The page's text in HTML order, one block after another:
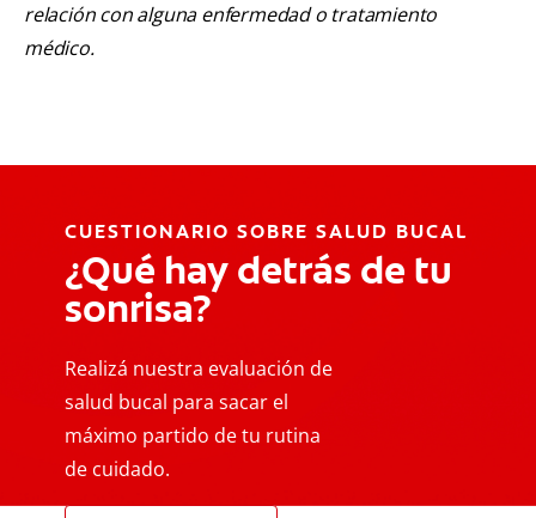
relación con alguna enfermedad o tratamiento
médico.
CUESTIONARIO SOBRE SALUD BUCAL
¿Qué hay detrás de tu
sonrisa?
Realizá nuestra evaluación de
salud bucal para sacar el
máximo partido de tu rutina
de cuidado.